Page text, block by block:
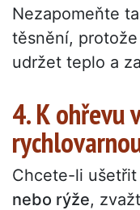
Nezapomeňte
těsnění,
udržet teplo a
4. K ohřevu
Chcete-li
nebo rýže,